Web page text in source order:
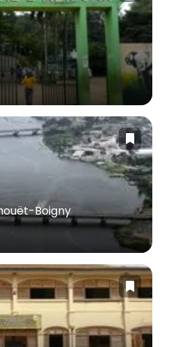
Boigny